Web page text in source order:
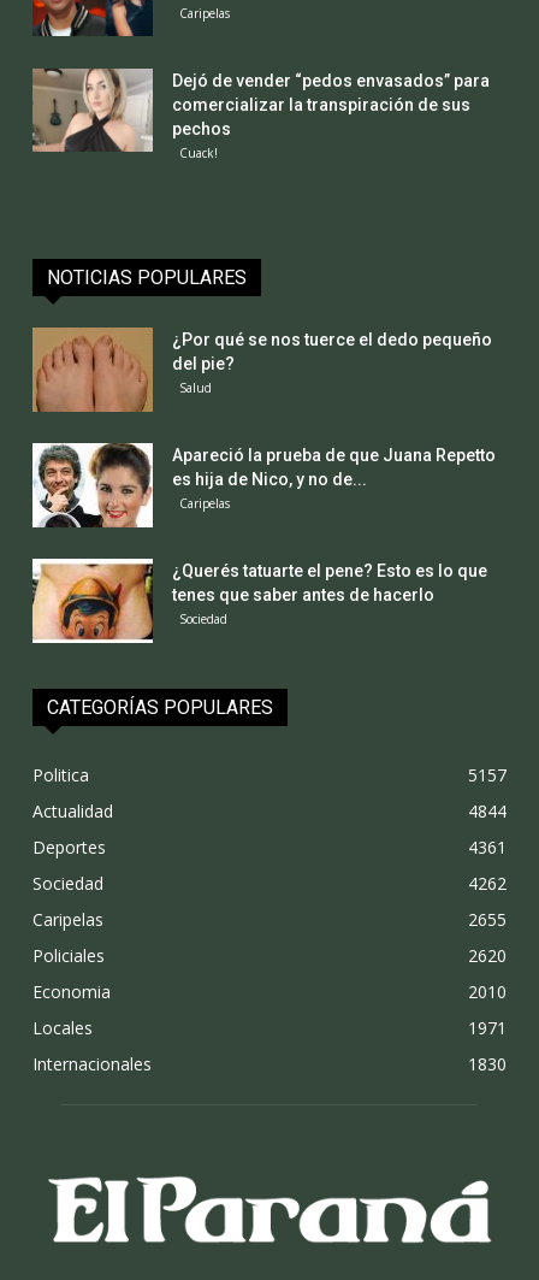
Caripelas
Dejó de vender “pedos envasados” para
comercializar la transpiración de sus
pechos
Cuack!
NOTICIAS POPULARES
¿Por qué se nos tuerce el dedo pequeño
del pie?
Salud
Apareció la prueba de que Juana Repetto
es hija de Nico, y no de...
Caripelas
¿Querés tatuarte el pene? Esto es lo que
tenes que saber antes de hacerlo
Sociedad
CATEGORÍAS POPULARES
Politica
5157
Actualidad
4844
Deportes
4361
Sociedad
4262
Caripelas
2655
Policiales
2620
Economia
2010
Locales
1971
Internacionales
1830